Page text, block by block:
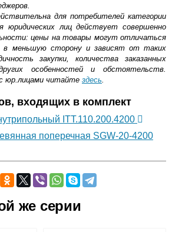
для потребителей категории
юридических лиц действует совершенно
цены на товары могут отличаться
меньшую сторону и зависят от таких
закупки, количества заказанных
особенностей и обстоятельств.
юр.лицами читайте здесь.
входящих в комплект
ITT.110.200.4200
поперечная SGW-20-4200
же серии